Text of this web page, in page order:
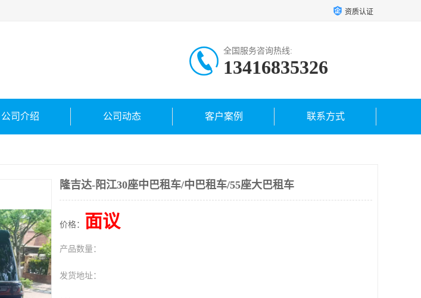
资质认证
全国服务咨询热线:
13416835326
公司介绍 公司动态 客户案例 联系方式
隆吉达-阳江30座中巴租车/中巴租车/55座大巴租车
价格： 面议
产品数量：
发货地址：